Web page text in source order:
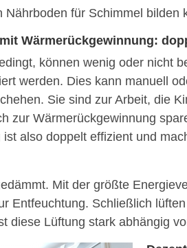
für Schimmel bilden
Wärmerückgewinnung:
können wenig oder nicht
werden. Dies kann manuell
Sie sind zur Arbeit, die
zur Wärmerückgewinnung
also doppelt effizient und
Mit der größte
Entfeuchtung. Schließlich
diese Lüftung stark abhängig